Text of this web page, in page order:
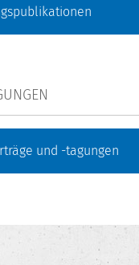
und -tagungen